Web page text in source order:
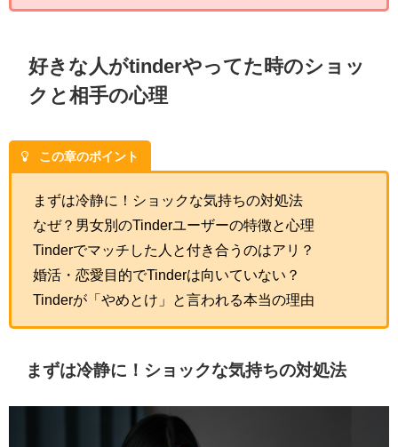
好きな人がtinderやってた時のショッ
クと相手の心理
この章のポイント
まずは冷静に！ショックな気持ちの対処法
なぜ？男女別のTinderユーザーの特徴と心理
Tinderでマッチした人と付き合うのはアリ？
婚活・恋愛目的でTinderは向いていない？
Tinderが「やめとけ」と言われる本当の理由
まずは冷静に！ショックな気持ちの対処法